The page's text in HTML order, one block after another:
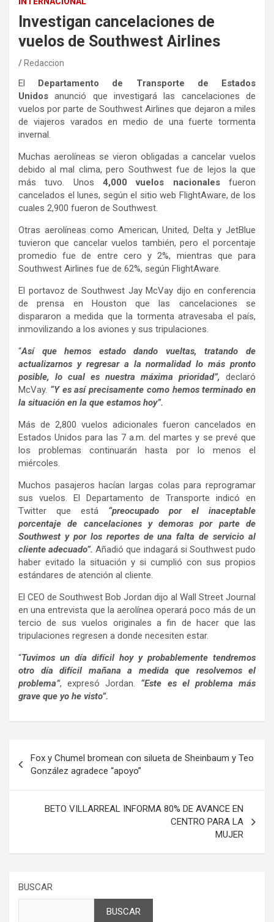
Investigan cancelaciones de
vuelos de Southwest Airlines
Redaccion
El
Departamento de Transporte de Estados
Unidos anunció que investigará las cancelaciones de
vuelos por parte de Southwest Airlines que dejaron a miles
de viajeros varados en medio de una fuerte tormenta
invernal.
Muchas aerolíneas se vieron obligadas a cancelar vuelos
debido al mal clima, pero Southwest fue de lejos la que
más tuvo. Unos 4,000 vuelos nacionalesfueron
cancelados el lunes, según el sitio web FlightAware, de los
cuales 2,900 fueron de Southwest.
Otras aerolíneas como American, United, Delta y JetBlue
tuvieron que cancelar vuelos también, pero el porcentaje
promedio fue de entre cero y 2%, mientras que para
Southwest Airlines fue de 62%, según FlightAware.
El portavoz de Southwest Jay McVay dijo en conferencia
de prensa en Houston que las cancelaciones se
dispararon a medida que la tormenta atravesaba el país,
inmovilizando a los aviones y sus tripulaciones.
“Así que hemos estado dando vueltas, tratando de
actualizarnos y regresar a la normalidad lo más pronto
posible, lo cual es nuestra máxima prioridad”, declaró
McVay. “Y es así precisamente como hemos terminado en
la situación en la que estamos hoy”.
Más de 2,800 vuelos adicionales fueron cancelados en
Estados Unidos para las 7 a.m. del martes y se prevé que
los problemas continuarán hasta por lo menos el
miércoles.
Muchos pasajeros hacían largas colas para reprogramar
sus vuelos. El Departamento de Transporte indicó en
Twitter que está “preocupado por el inaceptable
porcentaje de cancelaciones y demoras por parte de
Southwest y por los reportes de una falta de servicio al
cliente adecuado”. Añadió que indagará si Southwest pudo
haber evitado la situación y si cumplió con sus propios
estándares de atención al cliente.
El CEO de Southwest Bob Jordan dijo al Wall Street Journal
en una entrevista que la aerolínea operará poco más de un
tercio de sus vuelos originales a fin de hacer que las
tripulaciones regresen a donde necesiten estar.
“Tuvimos un día difícil hoy y probablemente tendremos
otro día difícil mañana a medida que resolvemos el
problema”, expresó Jordan. “Este es el problema más
grave que yo he visto”.
de
entradas
Fox y Chumel bromean con silueta de Sheinbaum y Teo
González agradece “apoyo”
BETO VILLARREAL INFORMA 80% DE AVANCE EN
CENTRO PARA LA
MUJER
BUSCAR
BUSCAR